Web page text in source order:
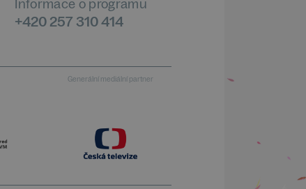
Informace o programu
+420 257 310 414
Generální mediální partner